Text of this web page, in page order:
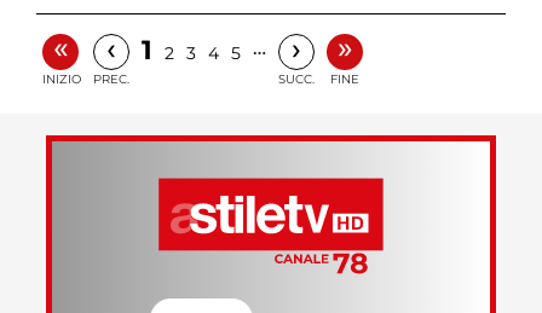
«
INIZIO
‹
PREC.
1 2 3 4 5 … ›
SUCC.
»
FINE